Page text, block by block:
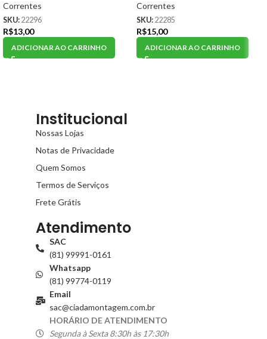
Correntes
SKU: 22296
R$13,00
ADICIONAR AO CARRINHO
Correntes
SKU: 22285
R$15,00
ADICIONAR AO CARRINHO
Institucional
Nossas Lojas
Notas de Privacidade
Quem Somos
Termos de Serviços
Frete Grátis
Atendimento
SAC
(81) 99991-0161
Whatsapp
(81) 99774-0119
Email
sac@ciadamontagem.com.br
HORÁRIO DE ATENDIMENTO
Segunda à Sexta 8:30h às 17:30h